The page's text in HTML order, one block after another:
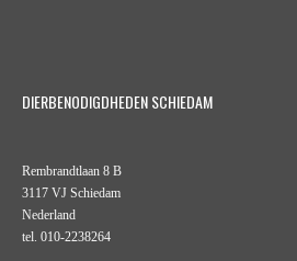
DIERBENODIGDHEDEN SCHIEDAM
Rembrandtlaan 8 B
3117 VJ Schiedam
Nederland
tel. 010-2238264